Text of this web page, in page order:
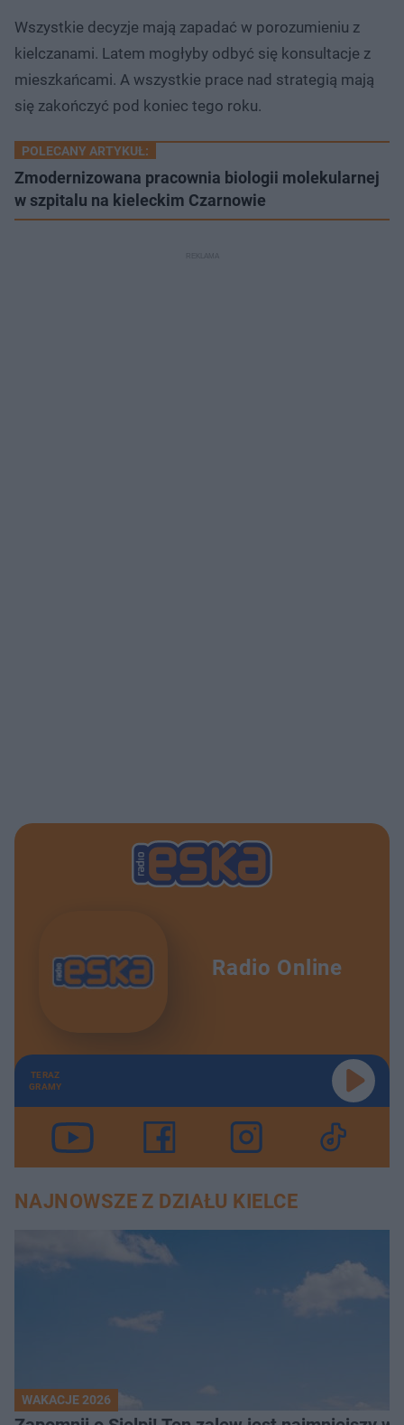
Wszystkie decyzje mają zapadać w porozumieniu z
kielczanami. Latem mogłyby odbyć się konsultacje z
mieszkańcami. A wszystkie prace nad strategią mają
się zakończyć pod koniec tego roku.
POLECANY ARTYKUŁ:
Zmodernizowana pracownia biologii molekularnej
w szpitalu na kieleckim Czarnowie
Radio Online
TERAZ
GRAMY
NAJNOWSZE Z DZIAŁU KIELCE
WAKACJE 2026